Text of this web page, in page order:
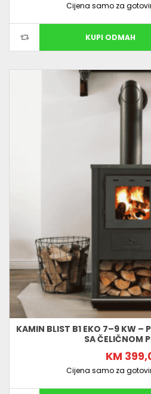
Cijena samo za
KUPI ODMAH
KAMIN BLIST B1 EKO 7–9 KW –
SA ČELIČNOM
KM
Cijena samo za